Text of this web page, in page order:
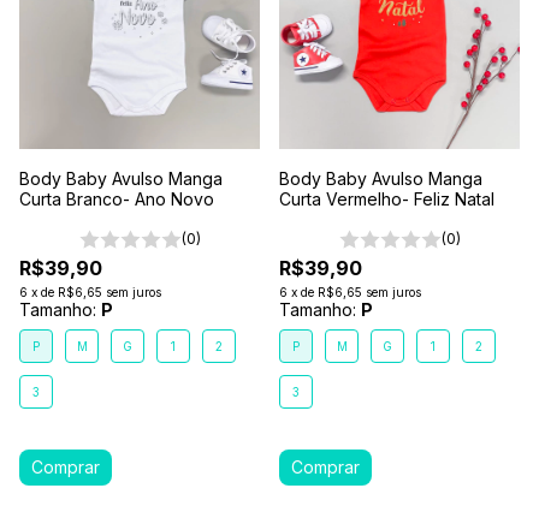
Body Baby Avulso Manga
Curta Branco- Ano Novo
(0)
R$39,90
6 x de R$6,65 sem juros
Tamanho: P
P M G 1 2
3
Body Baby Avulso Manga
Curta Vermelho- Feliz Natal
(0)
R$39,90
6 x de R$6,65 sem juros
Tamanho: P
P M G 1 2
3